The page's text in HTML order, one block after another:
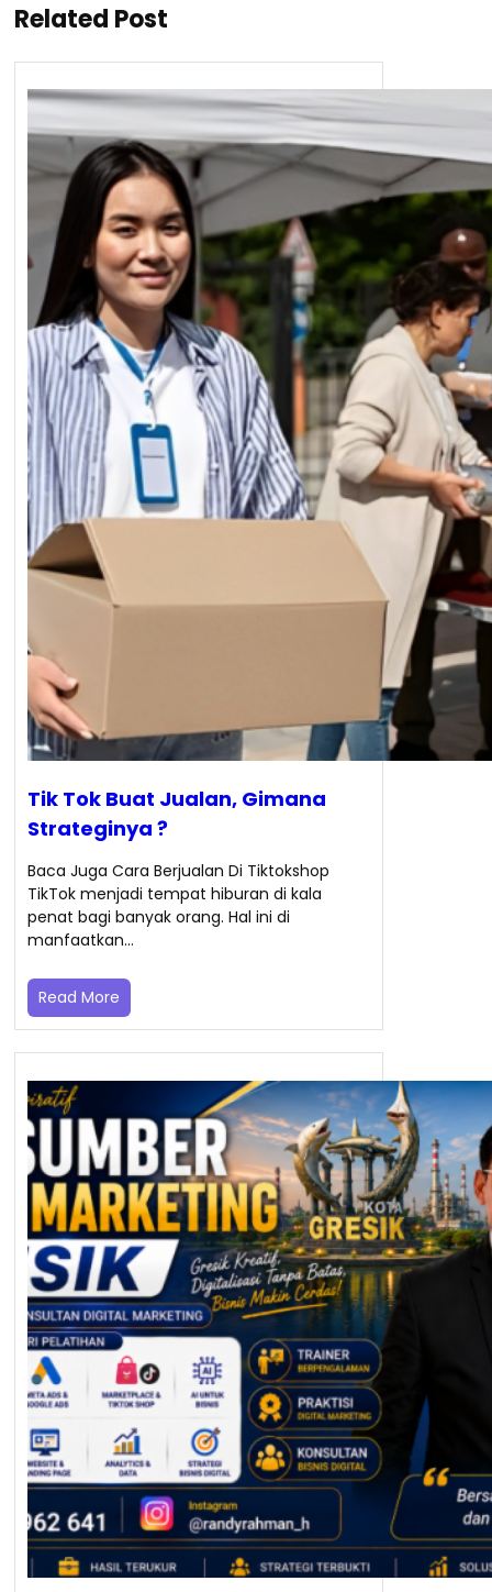
Related Post
Tik Tok Buat Jualan, Gimana
Strateginya ?
Baca Juga Cara Berjualan Di Tiktokshop
TikTok menjadi tempat hiburan di kala
penat bagi banyak orang. Hal ini di
manfaatkan…
Read More